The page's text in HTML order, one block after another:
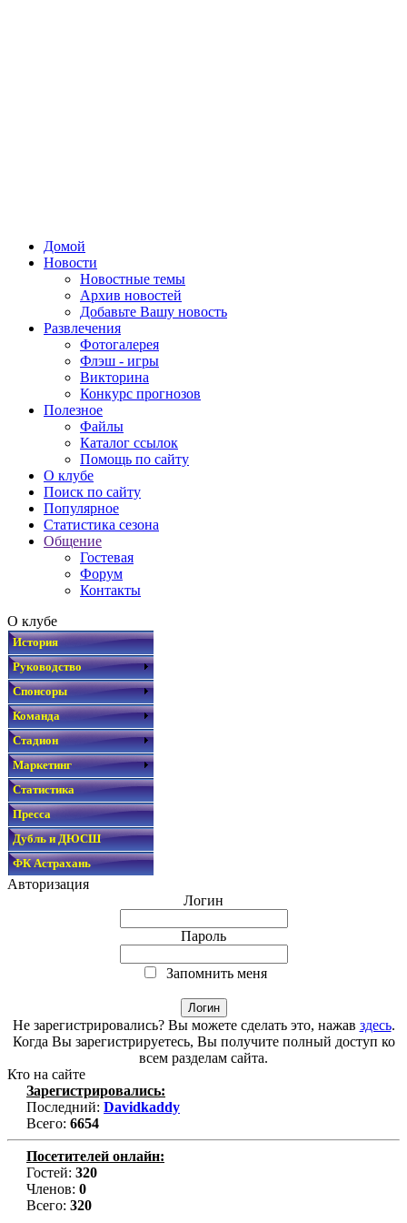
Домой
Новости
Новостные темы
Архив новостей
Добавьте Вашу новость
Развлечения
Фотогалерея
Флэш - игры
Викторина
Конкурс прогнозов
Полезное
Файлы
Каталог ссылок
Помощь по сайту
О клубе
Поиск по сайту
Популярное
Статистика сезона
Общение
Гостевая
Форум
Контакты
О клубе
История
Руководство
Спонсоры
Команда
Стадион
Маркетинг
Статистика
Пресса
Дубль и ДЮСШ
ФК Астрахань
Авторизация
Логин
Пароль
Запомнить меня
Не зарегистрировались? Вы можете сделать это, нажав здесь.
Когда Вы зарегистрируетесь, Вы получите полный доступ ко
всем разделам сайта.
Кто на сайте
Зарегистрировались:
Последний: Davidkaddy
Всего: 6654
Посетителей онлайн:
Гостей: 320
Членов: 0
Всего: 320